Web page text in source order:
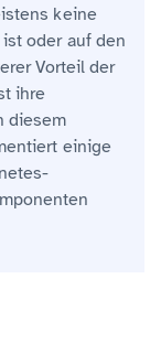
keine
oder auf den
Vorteil der
ihre
diesem
einige